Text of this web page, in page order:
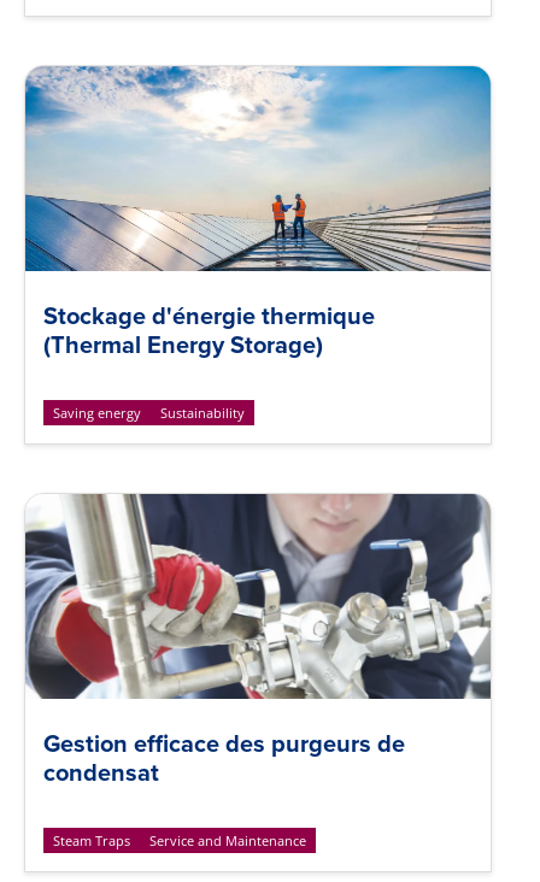
Stockage d'énergie thermique
(Thermal Energy Storage)
Saving energy Sustainability
Gestion efficace des purgeurs de
condensat
Steam Traps Service and Maintenance